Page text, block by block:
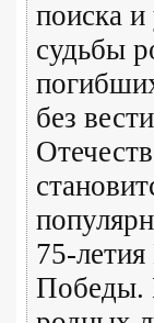
поиска и
судьбы
без
75-
Победы.